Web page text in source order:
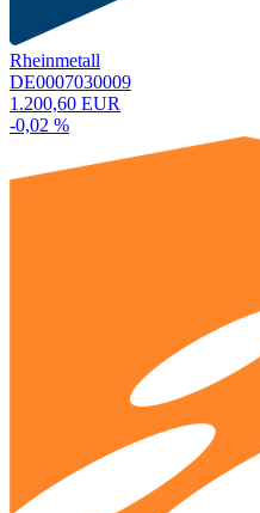
Rheinmetall
DE0007030009
1.200,60 EUR
-0,02 %